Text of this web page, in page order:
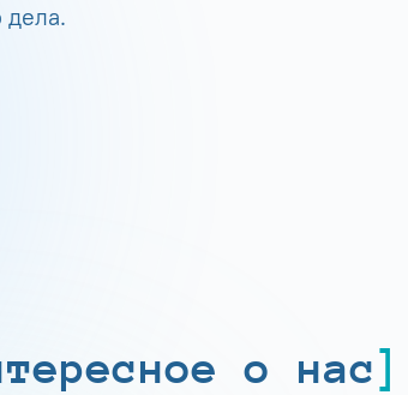
дела.
о нас